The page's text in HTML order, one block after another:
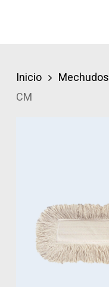
Inicio Mechudos
CM